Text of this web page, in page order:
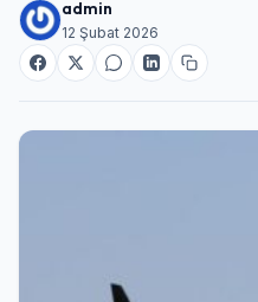
admin
12 Şubat 2026